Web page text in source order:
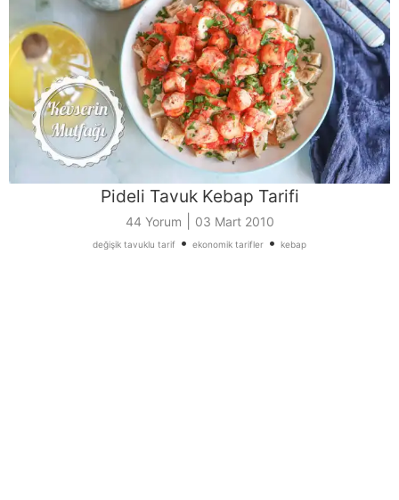
Pideli Tavuk Kebap Tarifi
44 Yorum 03 Mart 2010
değişik tavuklu tarif • ekonomik tarifler • kebap